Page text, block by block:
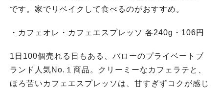
です。家でリベイクして食べるのがおすすめ。
・カフェオレ・カフェエスプレッソ 各240g・106円
1日100個売れる日もある、バローのプライベートブ
ランド人気No.１商品。クリーミーなカフェラテと、
ほろ苦いカフェエスプレッソは、甘すぎずコクが感じ